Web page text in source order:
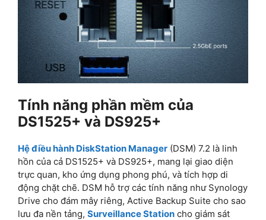
Tính năng phần mềm của
DS1525+ và DS925+
Hệ điều hành DiskStation Manager (DSM) 7.2 là linh
hồn của cả DS1525+ và DS925+, mang lại giao diện
trực quan, kho ứng dụng phong phú, và tích hợp di
động chặt chẽ. DSM hỗ trợ các tính năng như Synology
Drive cho đám mây riêng, Active Backup Suite cho sao
lưu đa nền tảng, Surveillance Station cho giám sát